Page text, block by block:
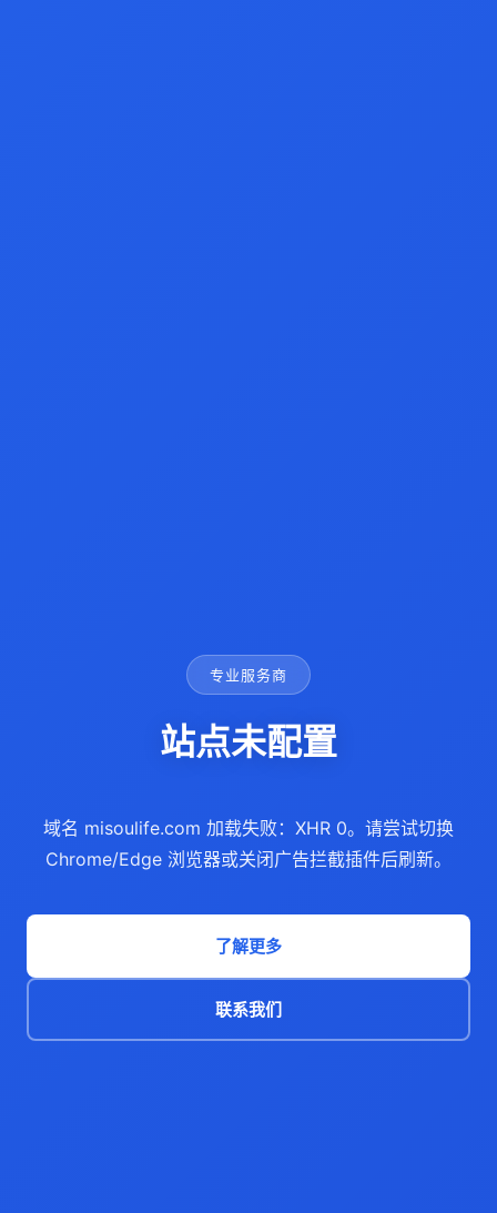
专业服务商
站点未配置
域名 misoulife.com 加载失败：XHR 0。请尝试切换
Chrome/Edge 浏览器或关闭广告拦截插件后刷新。
了解更多
联系我们